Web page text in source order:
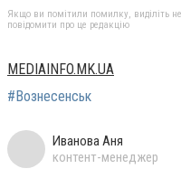
Якщо ви помітили помилку, виділіть
повідомити про це редакцію
MEDIAINFO.MK.UA
#Вознесенськ
Иванова Аня
контент-менеджер